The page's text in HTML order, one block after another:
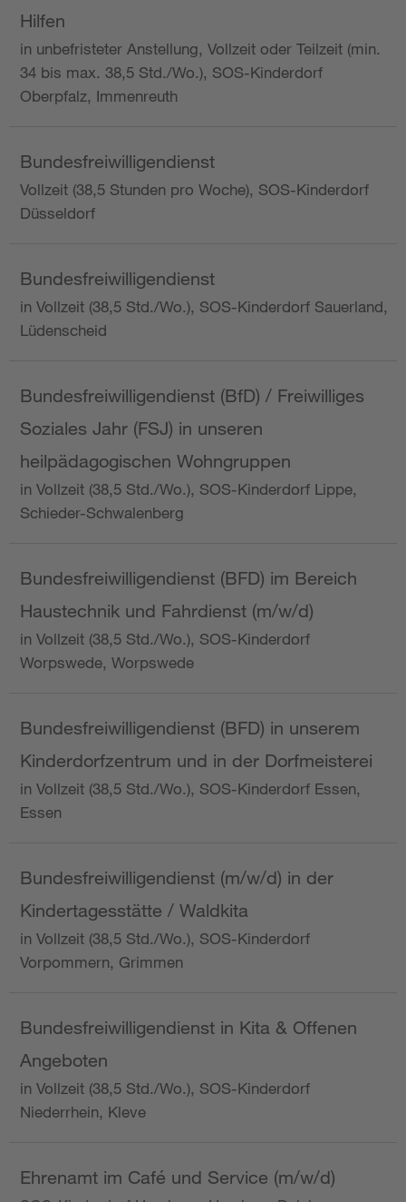
Hilfen
in unbefristeter Anstellung, Vollzeit oder Teilzeit (min.
34 bis max. 38,5 Std./Wo.), SOS-Kinderdorf
Oberpfalz, Immenreuth
Bundesfreiwilligendienst
Vollzeit (38,5 Stunden pro Woche), SOS-Kinderdorf
Düsseldorf
Bundesfreiwilligendienst
in Vollzeit (38,5 Std./Wo.), SOS-Kinderdorf Sauerland,
Lüdenscheid
Bundesfreiwilligendienst (BfD) / Freiwilliges
Soziales Jahr (FSJ) in unseren
heilpädagogischen Wohngruppen
in Vollzeit (38,5 Std./Wo.), SOS-Kinderdorf Lippe,
Schieder-Schwalenberg
Bundesfreiwilligendienst (BFD) im Bereich
Haustechnik und Fahrdienst (m/w/d)
in Vollzeit (38,5 Std./Wo.), SOS-Kinderdorf
Worpswede, Worpswede
Bundesfreiwilligendienst (BFD) in unserem
Kinderdorfzentrum und in der Dorfmeisterei
in Vollzeit (38,5 Std./Wo.), SOS-Kinderdorf Essen,
Essen
Bundesfreiwilligendienst (m/w/d) in der
Kindertagesstätte / Waldkita
in Vollzeit (38,5 Std./Wo.), SOS-Kinderdorf
Vorpommern, Grimmen
Bundesfreiwilligendienst in Kita & Offenen
Angeboten
in Vollzeit (38,5 Std./Wo.), SOS-Kinderdorf
Niederrhein, Kleve
Ehrenamt im Café und Service (m/w/d)